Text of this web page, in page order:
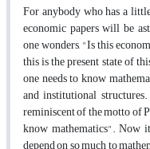
For anybody who has a
economic papers will be
one wonders, "Is this
this is the present state of
one needs to know
and institutional
reminiscent of the motto of
know mathematics". Now